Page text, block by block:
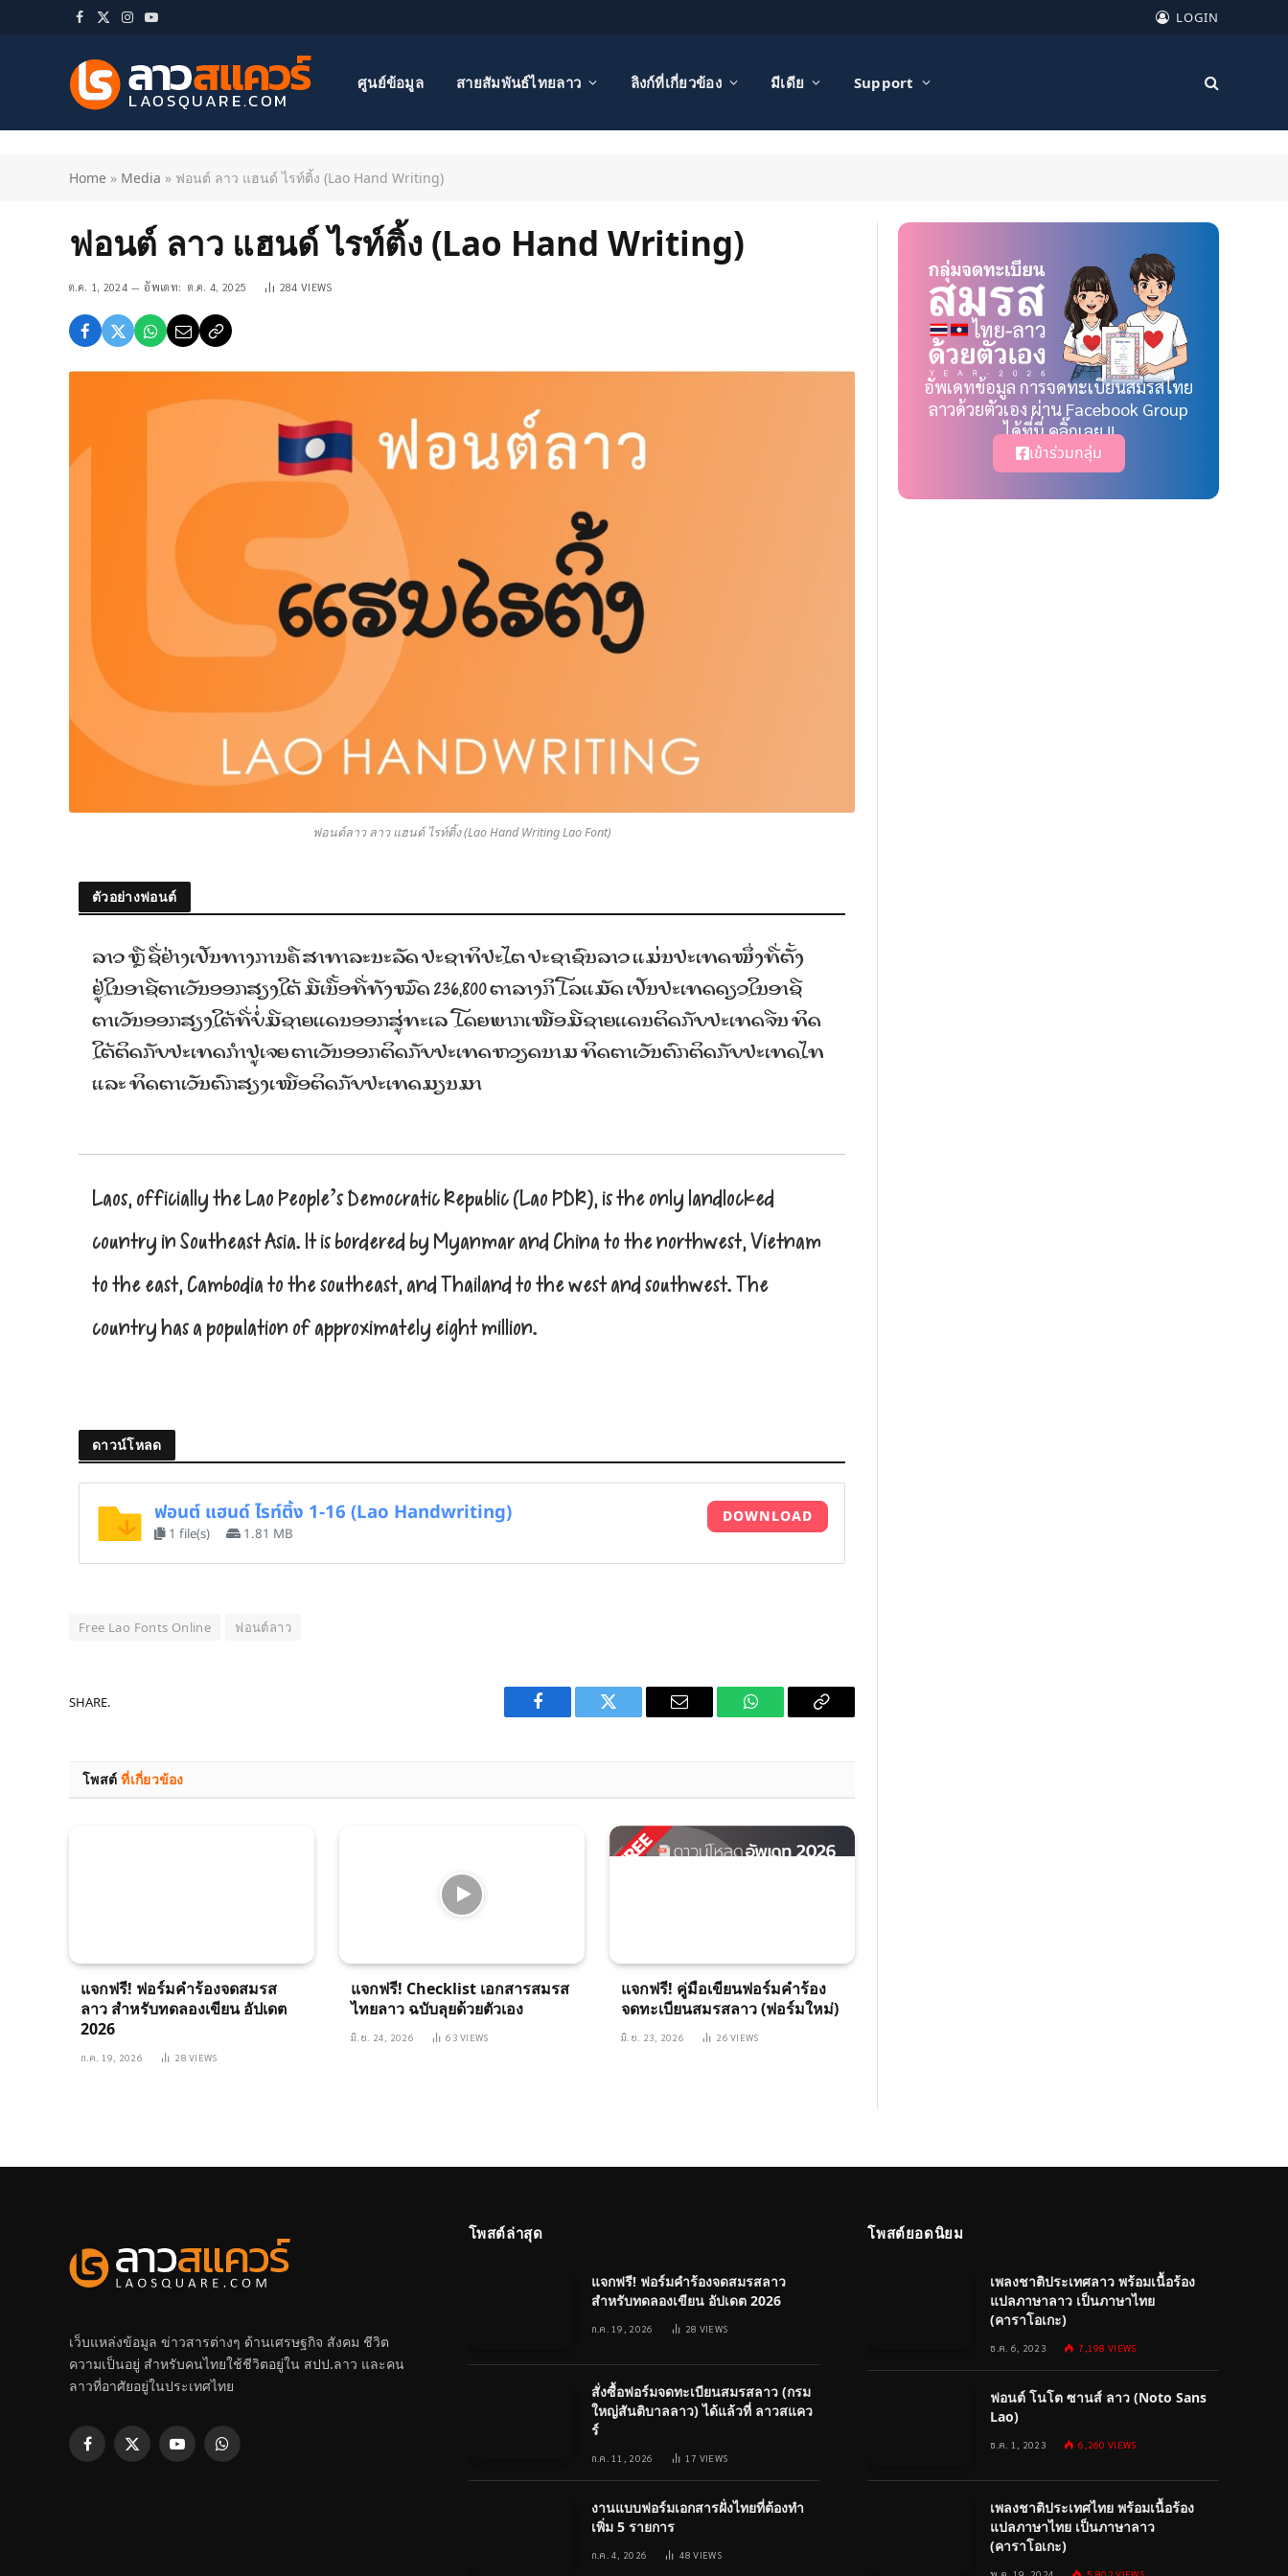
Facebook
X
Instagram
YouTube LOGIN
ศูนย์ข้อมูล สายสัมพันธ์ไทยลาว ลิงก์ที่เกี่ยวข้อง มีเดีย Support
Home » Media » ฟอนต์ ลาว แฮนด์ ไรท์ติ้ง (Lao Hand Writing)
ฟอนต์ ลาว แฮนด์ ไรท์ติ้ง (Lao Hand Writing)
ต.ค. 1, 2024 อัพเดท: ต.ค. 4, 2025 284 VIEWS
ฟอนต์ลาว ลาว แฮนด์ ไรท์ติ้ง (Lao Hand Writing Lao Font)
ตัวอย่างฟอนต์
ລາວ ຫຼື ຊື່ຢ່າງເປັນທາງການຄື ສາທາລະນະລັດ ປະຊາທິປະໄຕ ປະຊາຊົນລາວ ແມ່ນປະເທດໜຶ່ງທີ່ຕັ້ງ
ຢູ່ໃນອາຊີຕາເວັນອອກສຽງໃຕ້ ມີເນື້ອທີ່ທັງໝົດ 236,800 ຕາລາງກິໂລແມັດ ເປັນປະເທດດຽວໃນອາຊີ
ຕາເວັນອອກສຽງໃຕ້ທີ່ບໍ່ມີຊາຍແດນອອກສູ່ທະເລ ໂດຍພາກເໜືອມີຊາຍແດນຕິດກັບປະເທດຈີນ ທິດ
ໃຕ້ຕິດກັບປະເທດກຳປູເຈຍ ຕາເວັນອອກຕິດກັບປະເທດຫວຽດນາມ ທິດຕາເວັນຕົກຕິດກັບປະເທດໄທ
ແລະ ທິດຕາເວັນຕົກສຽງເໜືອຕິດກັບປະເທດມຽນມາ
Laos, officially the Lao People’s Democratic Republic (Lao PDR), is the only landlocked
country in Southeast Asia. It is bordered by Myanmar and China to the northwest, Vietnam
to the east, Cambodia to the southeast, and Thailand to the west and southwest. The
country has a population of approximately eight million.
ดาวน์โหลด
ฟอนต์ แฮนด์ ไรท์ติ้ง 1-16 (Lao Handwriting)
1 file(s) 1.81 MB
DOWNLOAD
Free Lao Fonts Online ฟอนต์ลาว
SHARE.
Facebook Twitter Email WhatsAppCopy
โพสต์ที่เกี่ยวข้อง
แจกฟรี! ฟอร์มคำร้องจดสมรส
ลาว สำหรับทดลองเขียน อัปเดต
2026
ก.ค. 19, 2026 28VIEWS
แจกฟรี! Checklist เอกสารสมรส
ไทยลาว ฉบับลุยด้วยตัวเอง
มิ.ย. 24, 2026 63VIEWS
แจกฟรี! คู่มือเขียนฟอร์มคำร้อง
จดทะเบียนสมรสลาว (ฟอร์มใหม่)
มิ.ย. 23, 2026 26VIEWS
อัพเดทข้อมูล การจดทะเบียนสมรสไทย
ลาวด้วยตัวเอง ผ่าน Facebook Group
ได้ที่นี่ คลิ๊กเลย !!
เข้าร่วมกลุ่ม
เว็บแหล่งข้อมูล ข่าวสารต่างๆ ด้านเศรษฐกิจ สังคม ชีวิต
ความเป็นอยู่ สำหรับคนไทยใช้ชีวิตอยู่ใน สปป.ลาว และคน
ลาวที่อาศัยอยู่ในประเทศไทย
Facebook
X
YouTubeWhatsApp
โพสต์ล่าสุด
แจกฟรี! ฟอร์มคำร้องจดสมรสลาว
สำหรับทดลองเขียน อัปเดต 2026
ก.ค. 19, 2026 28 VIEWS
สั่งซื้อฟอร์มจดทะเบียนสมรสลาว (กรม
ใหญ่สันติบาลลาว) ได้แล้วที่ ลาวสแคว
ร์
ก.ค. 11, 2026 17 VIEWS
งานแบบฟอร์มเอกสารฝั่งไทยที่ต้องทำ
เพิ่ม 5 รายการ
ก.ค. 4, 2026 48VIEWS
โพสต์ยอดนิยม
เพลงชาติประเทศลาว พร้อมเนื้อร้อง
แปลภาษาลาว เป็นภาษาไทย
(คาราโอเกะ)
ธ.ค. 6, 2023 7,198VIEWS
ฟอนต์ โนโต ซานส์ ลาว (Noto Sans
Lao)
ธ.ค. 1, 2023 6,260VIEWS
เพลงชาติประเทศไทย พร้อมเนื้อร้อง
แปลภาษาไทย เป็นภาษาลาว
(คาราโอเกะ)
พ.ค. 19, 2024 5,802VIEWS